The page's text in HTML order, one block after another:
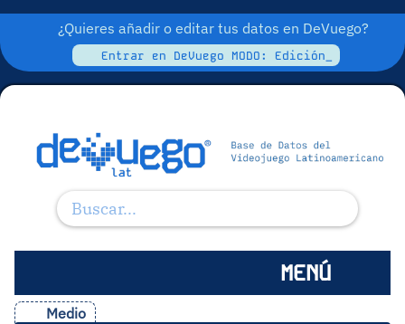
¿Quieres añadir o editar tus datos en DeVuego?
Entrar en DeVuego MODO: Edición_
MENÚ
Medio